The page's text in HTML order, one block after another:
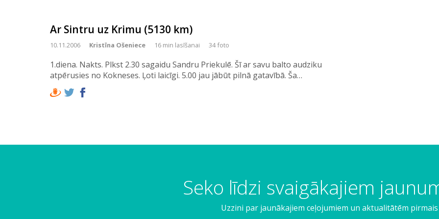
Ar Sintru uz Krimu (5130 km)
10.11.2006 Kristīna Ošeniece 16 min lasīšanai 34 foto
1.diena. Nakts. Plkst 2.30 sagaidu Sandru Priekulē. Šī ar savu balto audziku
atpērusies no Kokneses. Ļoti laicīgi. 5.00 jau jābūt pilnā gatavībā. Ša…
Seko līdzi svaigākajiem
Uzzini par jaunākajiem ceļojumiem un aktualitātēm pirmais